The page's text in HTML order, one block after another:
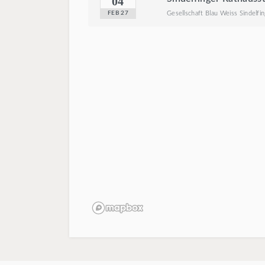
FEB 27 Gesellschaft Blau Weiss